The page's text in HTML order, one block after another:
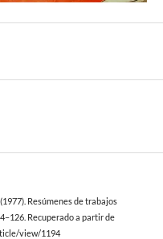
Resúmenes de trabajos
Recuperado a partir de
view/1194